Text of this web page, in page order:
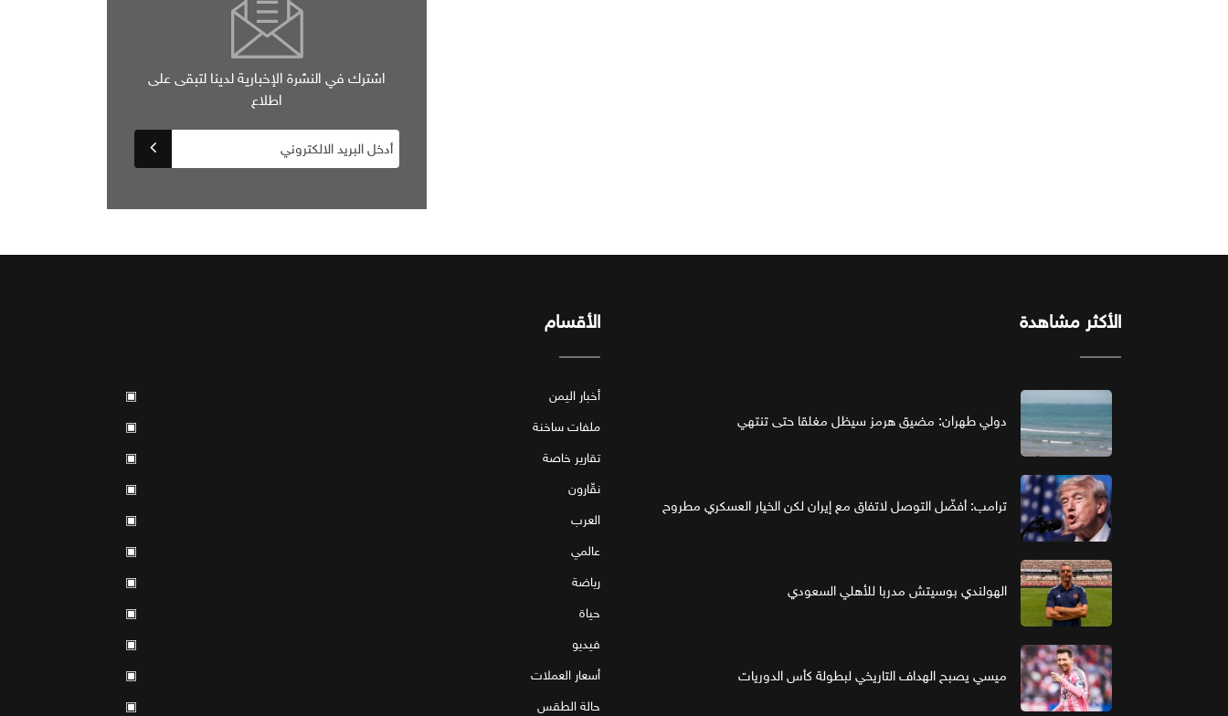
اشترك في النشرة الإخبارية لدينا لتبقى على
اطلاع
الأكثر مشاهدة
دولي طهران: مضيق هرمز سيظل مغلقا حتى تنتهي
ترامب: أفضّل التوصل لاتفاق مع إيران لكن الخيار العسكري مطروح
الهولندي بوسيتش مدربا للأهلي السعودي
ميسي يصبح الهداف التاريخي لبطولة كأس الدوريات
الأقسام
أخبار اليمن
▣
ملفات ساخنة
▣
تقارير خاصة
▣
نقّارون
▣
العرب
▣
عالمي
▣
رياضة
▣
حياة
▣
فيديو
▣
أسعار العملات
▣
حالة الطقس
▣